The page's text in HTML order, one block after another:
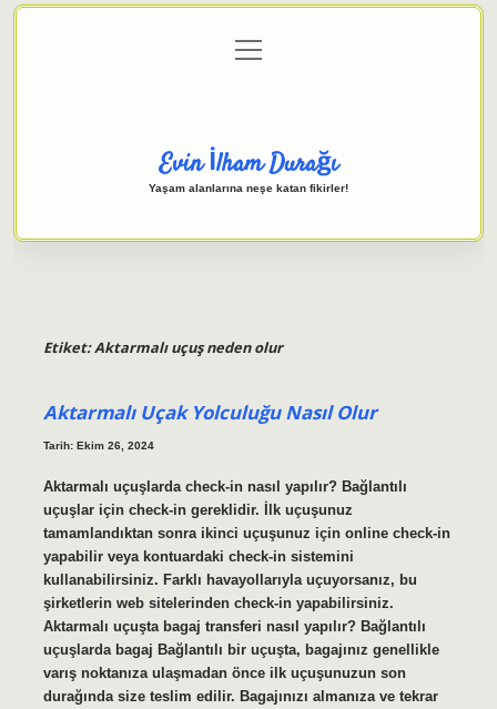
Gizlilik Politikası
menüyü
aç
Evin İlham Durağı
Yaşam alanlarına neşe katan fikirler!
Etiket:Aktarmalı uçuş neden olur
Aktarmalı Uçak Yolculuğu Nasıl Olur
Tarih: Ekim 26, 2024
Aktarmalı uçuşlarda check-in nasıl yapılır? Bağlantılı
uçuşlar için check-in gereklidir. İlk uçuşunuz
tamamlandıktan sonra ikinci uçuşunuz için online check-in
yapabilir veya kontuardaki check-in sistemini
kullanabilirsiniz. Farklı havayollarıyla uçuyorsanız, bu
şirketlerin web sitelerinden check-in yapabilirsiniz.
Aktarmalı uçuşta bagaj transferi nasıl yapılır? Bağlantılı
uçuşlarda bagaj Bağlantılı bir uçuşta, bagajınız genellikle
varış noktanıza ulaşmadan önce ilk uçuşunuzun son
durağında size teslim edilir. Bagajınızı almanıza ve tekrar